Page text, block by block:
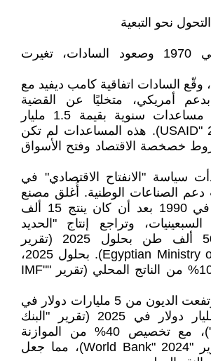
نحو التبعية
مع وفاة ناصر في 1970 وصعود السادات، تغيرت
الاتفاقية: في 1979، وقّع السادات اتفاقية كامب ديفيد مع
بدعم أمريكي، متخليًا عن القضية
الفلسطينية مقابل مساعدات سنوية بقيمة 1.5 مليار
دولار (تقرير "USAID" 2025). هذه المساعدات لم تكن
خصخصة الاقتصاد وفتح الأسواق
سياسة "الانفتاح الاقتصادي" في
دعم الصناعات الوطنية. أُغلق مصنع
"النصر للسيارات" في 1990 بعد أن كان ينتج 15 ألف
وتراجع إنتاج "الحديد
والصلب" إلى 500 ألف طن بحلول 2025 (تقرير
"Egyptian Ministry of Industry" 2025). بحلول 2025،
لم يتجاوز التصنيع 10% من الناتج المحلي (تقرير "IMF"
الديون الخارجية: ارتفعت الديون من 5 مليارات دولار في
1970 إلى 170 مليار دولار في 2025 (تقرير "البنك
المركزي المصري")، مع تخصيص 40% من الموازنة
لسداد الفوائد (تقرير "World Bank" 2024)، مما جعل